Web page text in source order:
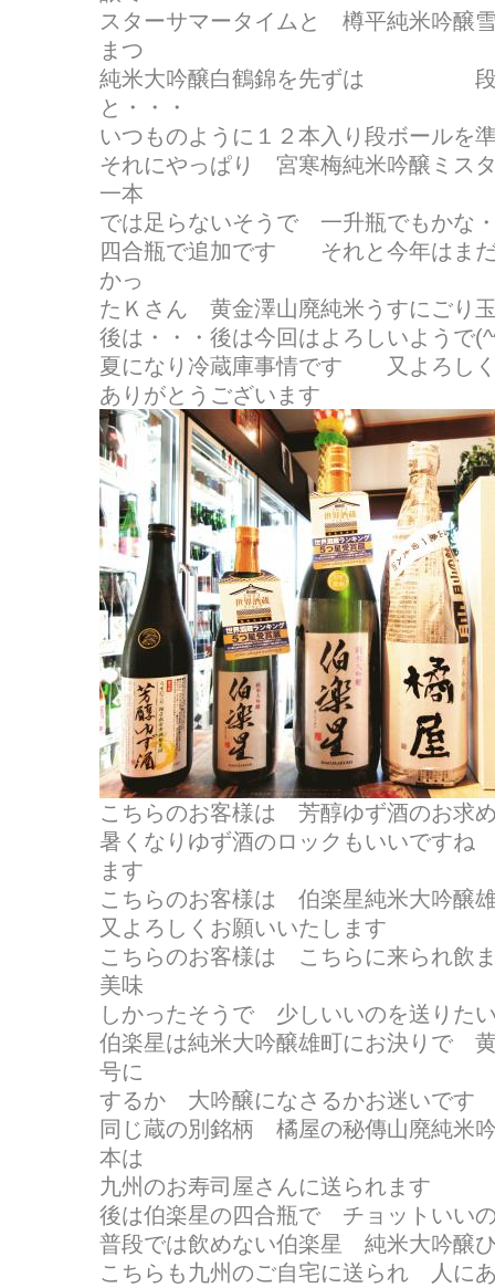
スターサマータイムと 樽平純米吟醸
まつ
純米大吟醸白鶴錦を先ずは 段ボ
と・・・
いつものように１２本入り段ボールを
それにやっぱり 宮寒梅純米吟醸ミス
一本
では足らないそうで 一升瓶でもかな
四合瓶で追加です それと今年はまだ
かっ
たＫさん 黄金澤山廃純米うすにごり
後は・・・後は今回はよろしいよう
夏になり冷蔵庫事情です 又よろしく
ありがとうございます
こちらのお客様は 芳醇ゆず酒のお求
暑くなりゆず酒のロックもいいです
ます
こちらのお客様は 伯楽星純米大吟醸
又よろしくお願いいたします
こちらのお客様は こちらに来られ飲
美味
しかったそうで 少しいいのを送りた
伯楽星は純米大吟醸雄町にお決りで
号に
するか 大吟醸になさるかお迷いで
同じ蔵の別銘柄 橘屋の秘傳山廃純米
本は
九州のお寿司屋さんに送られます
後は伯楽星の四合瓶で チョットいい
普段では飲めない伯楽星 純米大吟醸
こちらも九州のご自宅に送られ 人に